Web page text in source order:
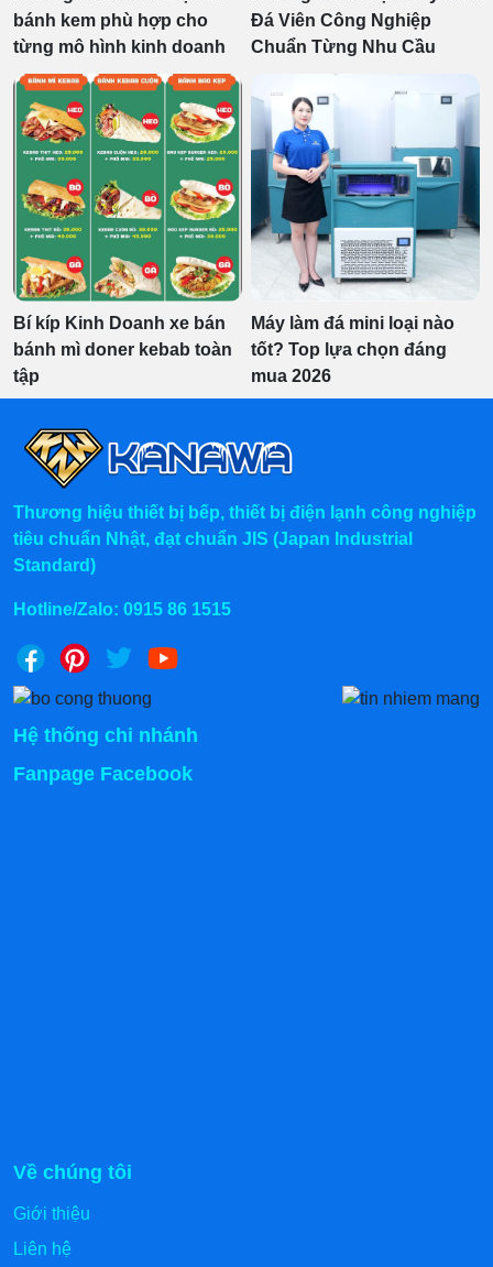
bánh kem phù hợp cho
từng mô hình kinh doanh
Đá Viên Công Nghiệp
Chuẩn Từng Nhu Cầu
Bí kíp Kinh Doanh xe bán
bánh mì doner kebab toàn
tập
Máy làm đá mini loại nào
tốt? Top lựa chọn đáng
mua 2026
Thương hiệu thiết bị bếp, thiết bị điện lạnh công nghiệp
tiêu chuẩn Nhật, đạt chuẩn JIS (Japan Industrial
Standard)
Hotline/Zalo: 0915 86 1515
Hệ thống chi nhánh
Fanpage Facebook
Về chúng tôi
Giới thiệu
Liên hệ